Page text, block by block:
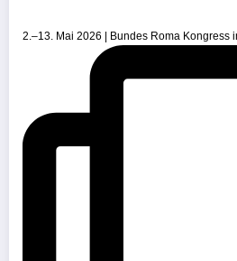
2.–13. Mai 2026 | Bundes Roma Kongress